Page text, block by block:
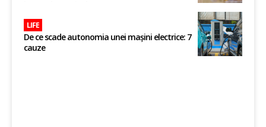
LIFE
De ce scade autonomia unei mașini electrice: 7
cauze